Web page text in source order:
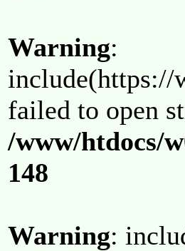
Warning:
include(https://
failed to open
/www/htdocs/
148
Warning: